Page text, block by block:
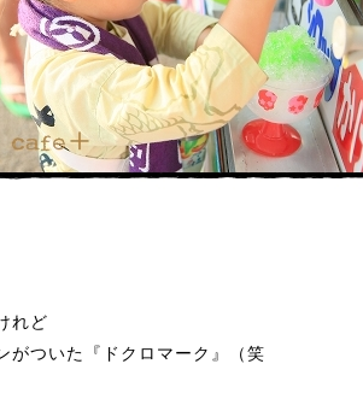
れど
がついた『ドクロマーク』（笑